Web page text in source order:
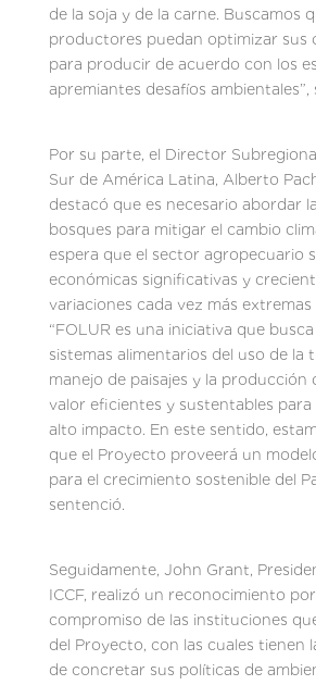
de la soja y de la carne. Buscamos
productores puedan optimizar sus
para producir de acuerdo con los
apremiantes desafíos ambientales”,
Por su parte, el Director
Sur de América Latina, Alberto
destacó que es necesario abordar
bosques para mitigar el cambio
espera que el sector agropecuario
económicas significativas y
variaciones cada vez más extremas
“FOLUR es una iniciativa que
sistemas alimentarios del uso de la
manejo de paisajes y la producción
valor eficientes y sustentables
alto impacto. En este sentido,
que el Proyecto proveerá un
para el crecimiento sostenible del
sentenció.
Seguidamente, John Grant,
ICCF, realizó un reconocimiento
compromiso de las instituciones
del Proyecto, con las cuales tienen
de concretar sus políticas de